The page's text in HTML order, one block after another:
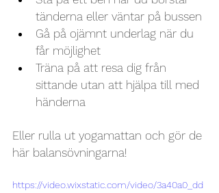
tänderna eller väntar på bussen
Gå på ojämnt underlag när du
får möjlighet
Träna på att resa dig från
sittande utan att hjälpa till med
händerna
Eller rulla ut yogamattan och gör de
här balansövningarna!
https://video.wixstatic.com/video/3a40a0_dd